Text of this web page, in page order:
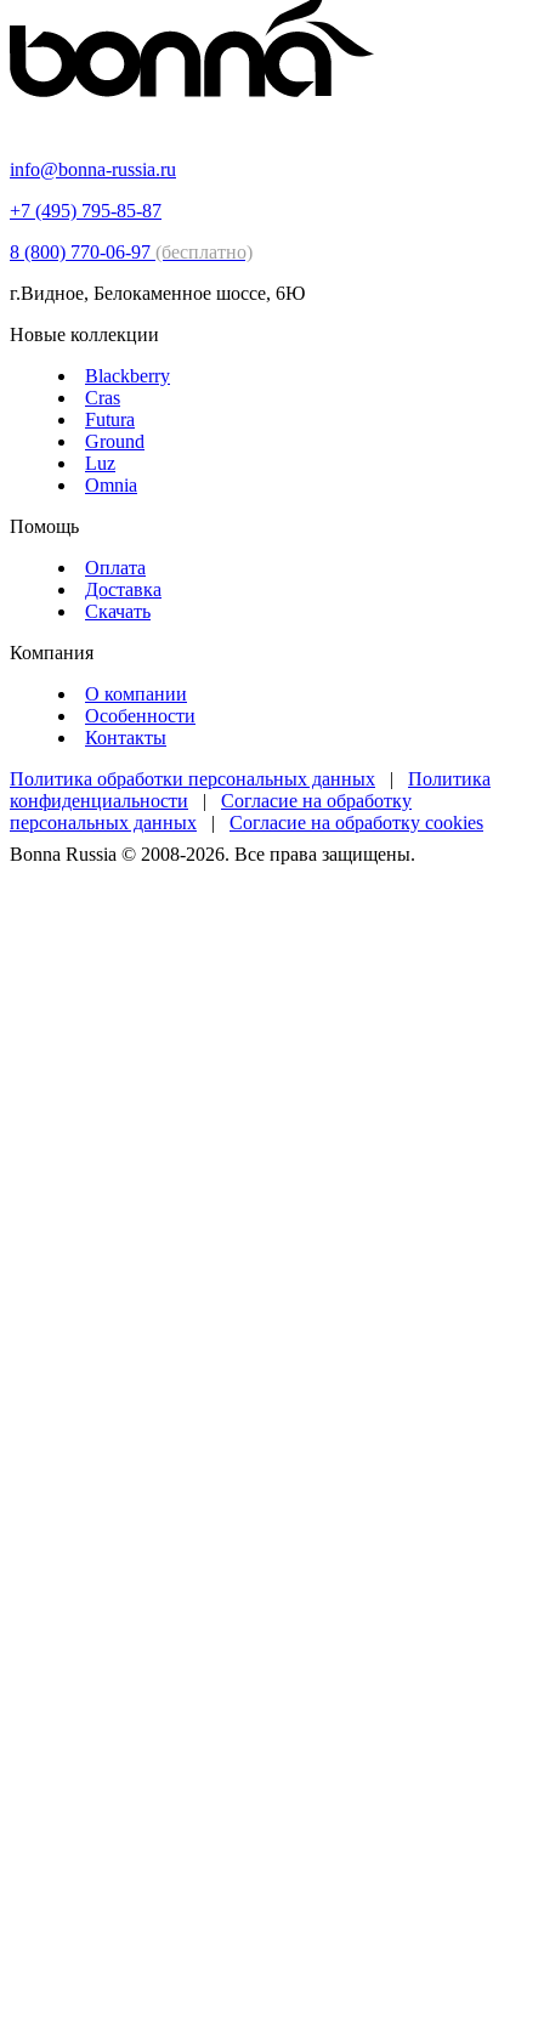
info@bonna-russia.ru
+7 (495) 795-85-87
8 (800) 770-06-97 (бесплатно)
г.Видное, Белокаменное шоссе, 6Ю
Новые коллекции
Blackberry
Cras
Futura
Ground
Luz
Omnia
Помощь
Оплата
Доставка
Скачать
Компания
О компании
Особенности
Контакты
Политика обработки персональных данных | Политика
конфиденциальности | Согласие на обработку
персональных данных | Согласие на обработку cookies
Bonna Russia © 2008-2026. Все права защищены.